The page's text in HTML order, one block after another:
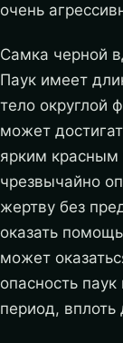
очень
Самка черной
Паук имеет
тело округлой
может
ярким
чрезвычайно
жертву без
оказать
может
опасность
период,